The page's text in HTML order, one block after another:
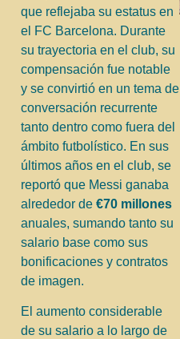
que reflejaba su estatus en
el FC Barcelona. Durante
su trayectoria en el club, su
compensación fue notable
y se convirtió en un tema de
conversación recurrente
tanto dentro como fuera del
ámbito futbolístico. En sus
últimos años en el club, se
reportó que Messi ganaba
alrededor de €70 millones
anuales, sumando tanto su
salario base como sus
bonificaciones y contratos
de imagen.
El aumento considerable
de su salario a lo largo de